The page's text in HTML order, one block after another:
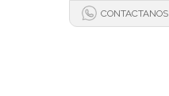
CONTACTANOS